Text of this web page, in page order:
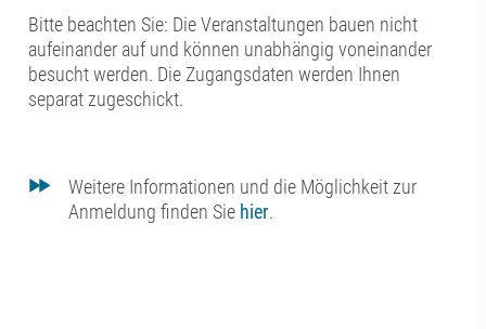
Bitte beachten Sie: Die Veranstaltungen bauen nicht
aufeinander auf und können unabhängig voneinander
besucht werden. Die Zugangsdaten werden Ihnen
separat zugeschickt.
Weitere Informationen und die Möglichkeit zur
Anmeldung finden Sie hier.